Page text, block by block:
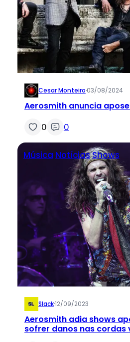
Cesar Monteiro·03/08/2024
Aerosmith anuncia
0 0
Música NotíciasShows
Slack·12/09/2023
Aerosmith adia shows
sofrer danos nas cordas